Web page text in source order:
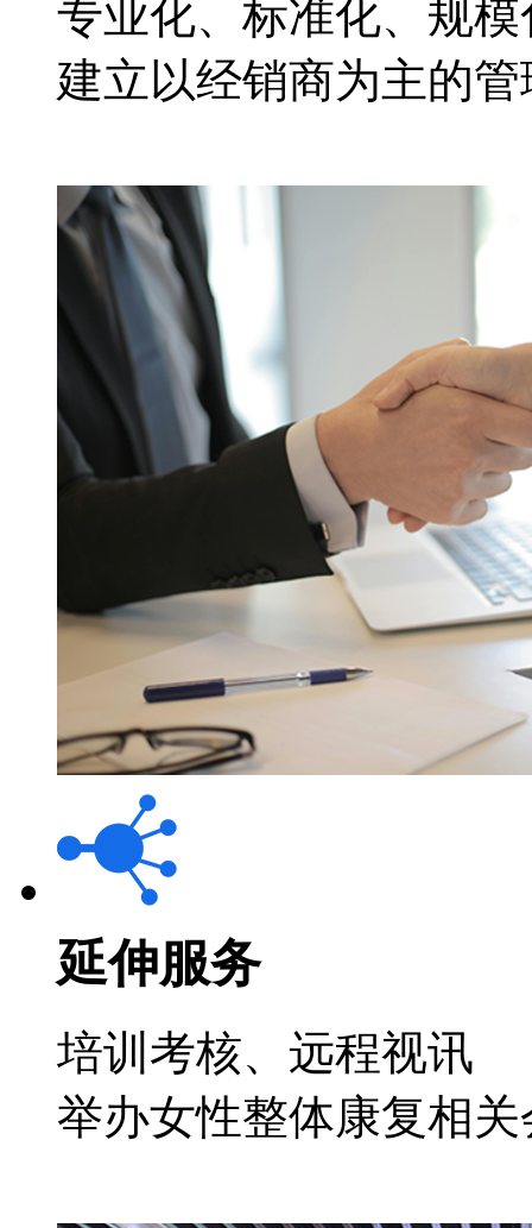
专业化、标准化、规模
建立以经销商为主的
延伸服务
培训考核、远程视讯
举办女性整体康复相关